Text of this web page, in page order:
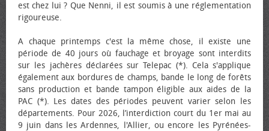
est chez lui ? Que Nenni, il est soumis à une réglementation
rigoureuse.
A chaque printemps c'est la même chose, il existe une
période de 40 jours où fauchage et broyage sont interdits
sur les jachères déclarées sur Telepac (*). Cela s'applique
également aux bordures de champs, bande le long de forêts
sans production et bande tampon éligible aux aides de la
PAC (*). Les dates des périodes peuvent varier selon les
départements. Pour 2026, l’interdiction court du 1er mai au
9 juin dans les Ardennes, l'Allier, ou encore les Pyrénées-